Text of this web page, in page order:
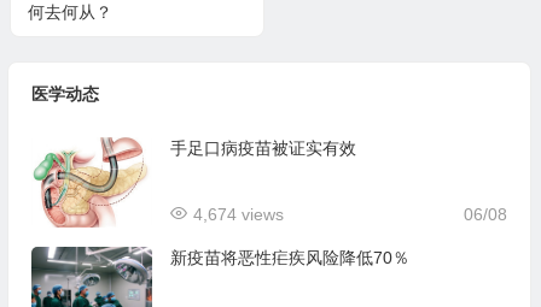
何去何从？
医学动态
手足口病疫苗被证实有效
06/08
4,674 views
新疫苗将恶性疟疾风险降低70％